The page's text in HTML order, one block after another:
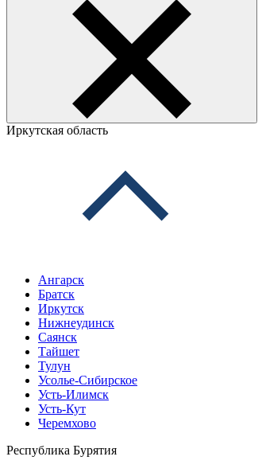
Иркутская область
Ангарск
Братск
Иркутск
Нижнеудинск
Саянск
Тайшет
Тулун
Усолье-Сибирское
Усть-Илимск
Усть-Кут
Черемхово
Республика Бурятия